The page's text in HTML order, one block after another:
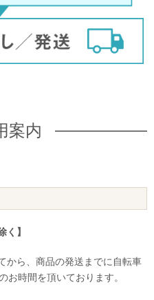
案内
】
から、商品の発送までに自転車
お時間を頂いております。